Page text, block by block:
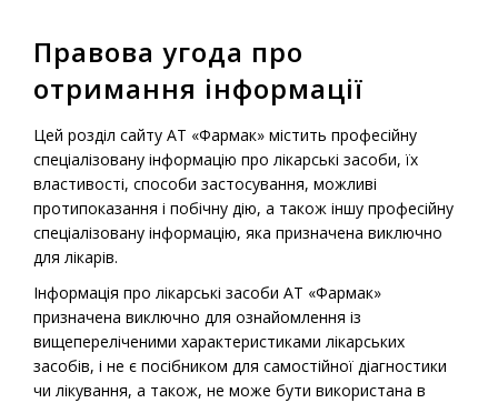
Фленокс® 0,2 мл, 0,4 мл
Рецептурний лікарський препарат
Фленокс® 0,2 мл, 0,4 мл
Правова угода про
отримання інформації
Цей розділ сайту АТ «Фармак» містить професійну
спеціалізовану інформацію про лікарські засоби, їх
властивості, способи застосування, можливі
протипоказання і побічну дію, а також іншу професійну
спеціалізовану інформацію, яка призначена виключно
для лікарів.
Інформація про лікарські засоби АТ «Фармак»
призначена виключно для ознайомлення із
вищепереліченими характеристиками лікарських
засобів, і не є посібником для самостійної діагностики
чи лікування, а також, не може бути використана в